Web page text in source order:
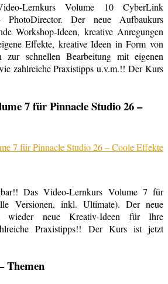
Lernkurs Volume 10 CyberLink
Der neue Aufbaukurs
Workshop-Ideen, kreative Anregungen
Effekte, kreative Ideen in Form von
zur schnellen Bearbeitung mit eigenen
zahlreiche Praxistipps u.v.m.!! Der Kurs
7 für Pinnacle Studio 26 –
Das Video-Lernkurs Volume 7 für
Versionen, inkl. Ultimate). Der neue
wieder neue Kreativ-Ideen für Ihre
Praxistipps!! Der Kurs ist jetzt
Themen